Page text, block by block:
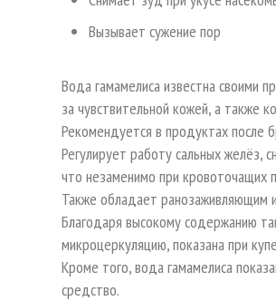
Вызывает сужение пор
Вода гамамелиса известна своими
за чувствительной кожей, а также
Рекомендуется в продуктах после
Регулирует работу сальных желёз,
что незаменимо при кровоточащих
Также обладает
Благодаря высокому содержанию
микроцеркуляцию, показана при
Кроме того, вода гамамелиса
средство.